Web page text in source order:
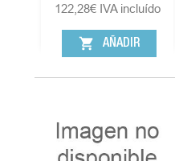
122,28€ IVA incluído
shopping_cart AÑADIR